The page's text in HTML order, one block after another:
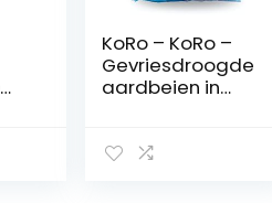
KoRo – KoRo –
Gevriesdroogde
aardbeien in